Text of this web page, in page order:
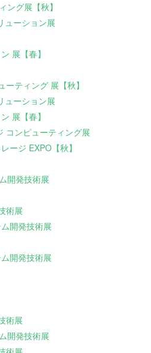
ング展【秋】
ューション展
展【春】
ティング 展【秋】
ューション展
展【春】
コンピューティング展
ージ EXPO【秋】
開発技術展
術展
開発技術展
開発技術展
術展
開発技術展